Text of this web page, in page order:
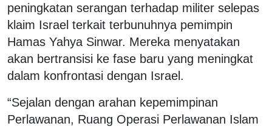
peningkatan serangan terhadap militer selepas
klaim Israel terkait terbunuhnya pemimpin
Hamas Yahya Sinwar. Mereka menyatakan
akan bertransisi ke fase baru yang meningkat
dalam konfrontasi dengan Israel.
“Sejalan dengan arahan kepemimpinan
Perlawanan, Ruang Operasi Perlawanan Islam